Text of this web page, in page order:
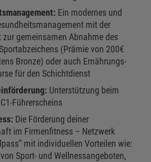
Ein modernes und
mit der
gemeinsamen Abnahme des
(Prämie von 200€
Bronze) oder auch Ernährungs-
für den Schichtdienst
Unterstützung beim
Führerscheins
Die Förderung deiner
im Firmenfitness – Netzwerk
mit individuellen Vorteilen wie:
Sport- und Wellnessangeboten,